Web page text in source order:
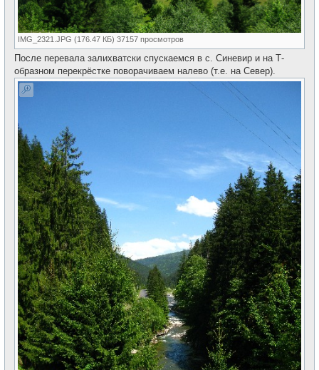
IMG_2321.JPG (176.47 КБ) 37157 просмотров
После перевала залихватски спускаемся в с. Синевир и на Т-
образном перекрёстке поворачиваем налево (т.е. на Север).